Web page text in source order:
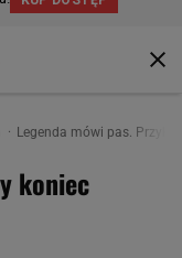
Legenda mówi pas.
koniec